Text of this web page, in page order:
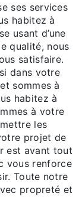
ses services
habitez à
usant d’une
qualité, nous
satisfaire.
dans votre
sommes à
habitez à
à votre
les
projet de
est avant tout
vous renforce
Toute notre
propreté et